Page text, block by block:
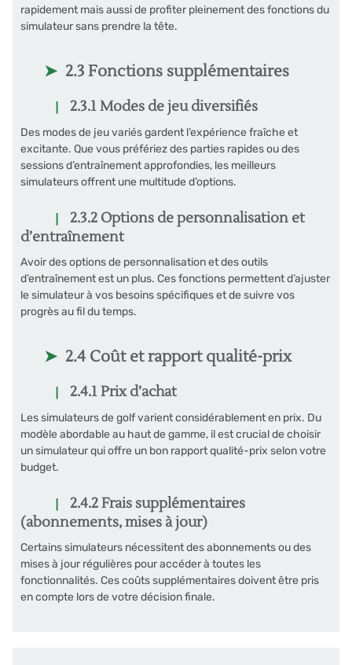
rapidement mais aussi de profiter pleinement des fonctions du
simulateur sans prendre la tête.
2.3 Fonctions supplémentaires
2.3.1 Modes de jeu diversifiés
Des modes de jeu variés gardent l’expérience fraîche et
excitante. Que vous préfériez des parties rapides ou des
sessions d’entraînement approfondies, les meilleurs
simulateurs offrent une multitude d’options.
2.3.2 Options de personnalisation et
d’entraînement
Avoir des options de personnalisation et des outils
d’entraînement est un plus. Ces fonctions permettent d’ajuster
le simulateur à vos besoins spécifiques et de suivre vos
progrès au fil du temps.
2.4 Coût et rapport qualité-prix
2.4.1 Prix d’achat
Les simulateurs de golf varient considérablement en prix. Du
modèle abordable au haut de gamme, il est crucial de choisir
un simulateur qui offre un bon rapport qualité-prix selon votre
budget.
2.4.2 Frais supplémentaires
(abonnements, mises à jour)
Certains simulateurs nécessitent des abonnements ou des
mises à jour régulières pour accéder à toutes les
fonctionnalités. Ces coûts supplémentaires doivent être pris
en compte lors de votre décision finale.